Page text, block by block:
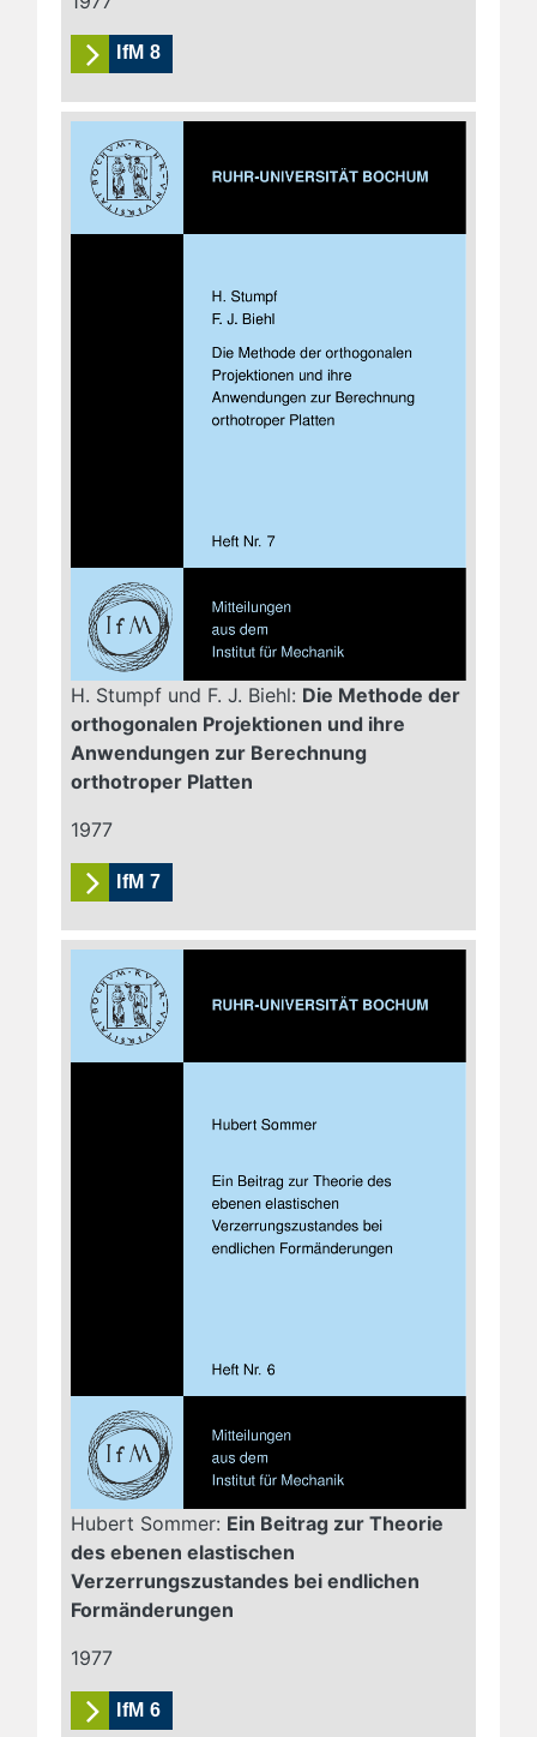
IfM 8
H. Stumpf und F. J. Biehl: Die Methode der
orthogonalen Projektionen und ihre
Anwendungen zur Berechnung
orthotroper Platten
1977
IfM 7
Hubert Sommer: Ein Beitrag zur Theorie
des ebenen elastischen
Verzerrungszustandes bei endlichen
Formänderungen
1977
IfM 6